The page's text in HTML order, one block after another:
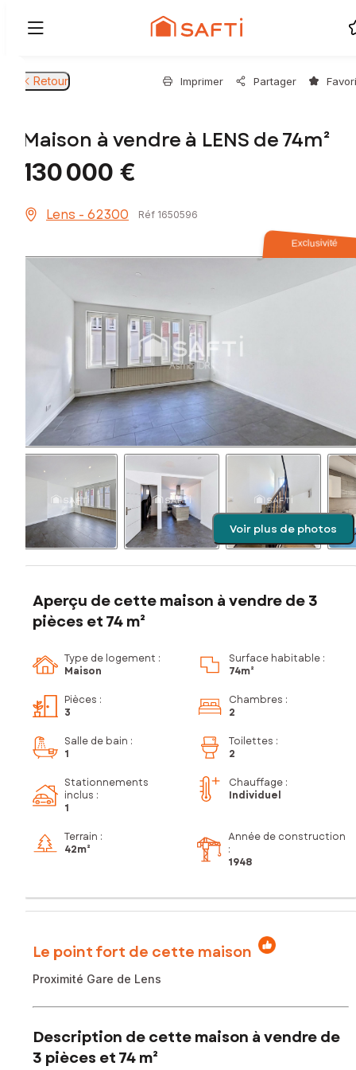
Retour Imprimer Partager
Maison à vendre à LENS de 74m²
130 000 €
Lens - 62300 Réf 1650596
Exclusivité
Voir plus de photos
Aperçu de cette maison à vendre de 3
pièces et 74 m²
Type de logement :
Maison
Surface habitable :
74m²
Pièces :
3
Chambres :
2
Salle de bain :
1
Toilettes :
2
Stationnements
inclus :
1
Chauffage :
Individuel
Terrain :
42m²
Année de construction
:
1948
Le point fort de cette maison
Proximité Gare de Lens
Description de cette maison à vendre de
3 pièces et 74 m²